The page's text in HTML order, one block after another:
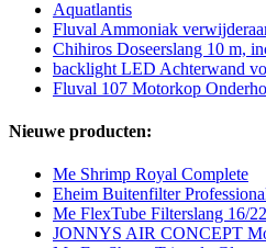
Aquatlantis
Fluval Ammoniak
Chihiros Doseerslang 10 m,
backlight LED Achterwand
Fluval 107 Motorkop
Nieuwe producten:
Me Shrimp Royal Complete
Eheim Buitenfilter
Me FlexTube Filterslang 16/
JONNYS AIR CONCEPT